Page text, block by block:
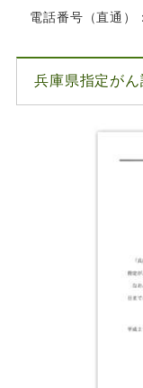
電話番号（直通）
兵庫県指定が